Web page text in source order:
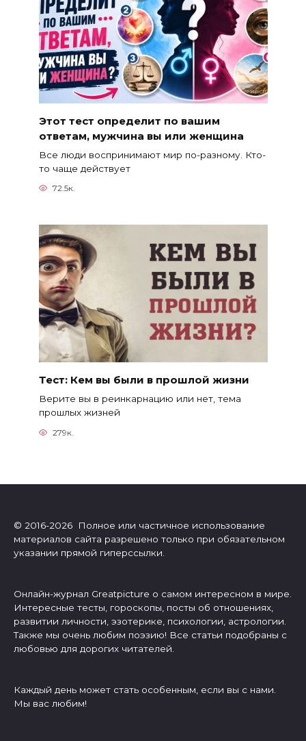
Этот тест определит по вашим
ответам, мужчина вы или женщина
Все люди воспринимают мир по-разному. Кто-
то чаще действует
72.5к.
Тест: Кем вы были в прошлой жизни
Верите вы в реинкарнацию или нет, тема
прошлых жизней
279к.
© 2016-2026 Полное или частичное использование
материалов сайта разрешено только при обязательном
указании прямой гиперссылки.
Онлайн-журнал Greatpicture о самом интересном в мире.
Интересные тесты, гороскопы, посты об отношениях,
развитии личности, эзотерике, психологии, астрологии.
Также мы очень любим поэзию! Все статьи подобраны с
любовью для дорогих читателей.
Каждый день может стать особенным, если вы с нами.
Мы вас любим!